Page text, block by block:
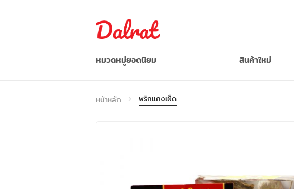
หมวดหมู่ยอดนิยม
อาหาร/ผลไม้/ผัก
สินค้าใหม่
หน้าหลัก พริกแกงเผ็ด